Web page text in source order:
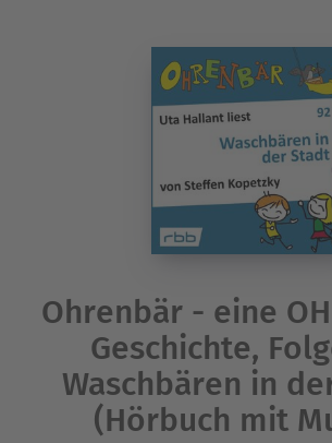
Ohrenbär - eine
Geschichte,
Waschbären in
(Hörbuch mit